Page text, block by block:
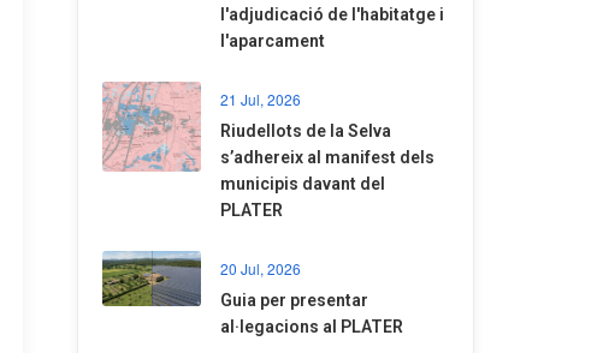
l'adjudicació de l'habitatge i
l'aparcament
21 Jul, 2026
Riudellots de la Selva
s’adhereix al manifest dels
municipis davant del
PLATER
20 Jul, 2026
​Guia per presentar
al·legacions al PLATER